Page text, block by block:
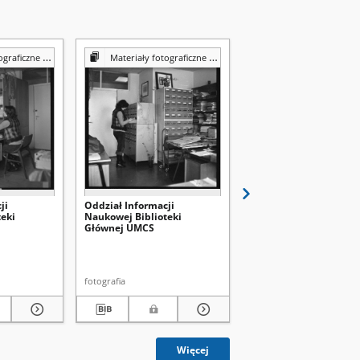
Biblioteki UMCS Materiały fotograficzne z Pracowni Reprografii Biblioteki UMCS
Oddział Informacji
Naukowej Biblioteki
Głównej UMCS
fotografia
Więcej